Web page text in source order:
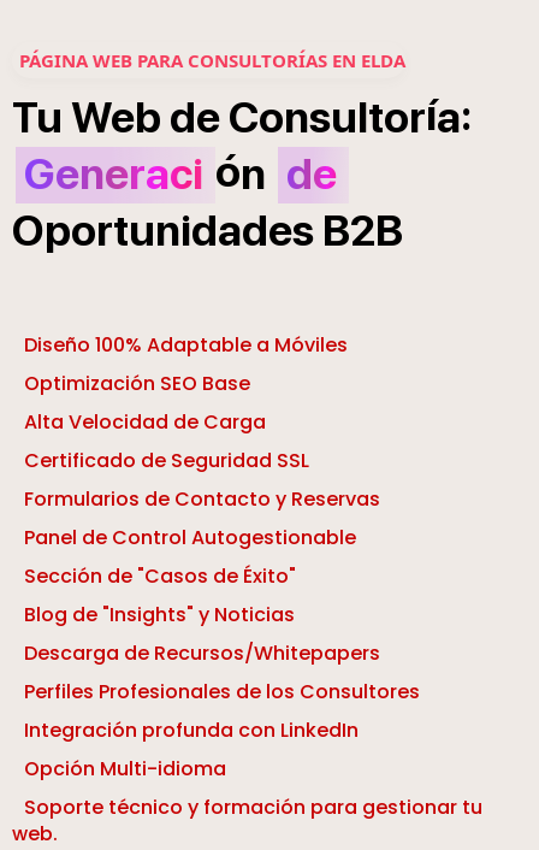
PÁGINA WEB PARA CONSULTORÍAS EN ELDA
Tu Web deConsultoría:
Generaci ón de
Oportunidades B2B
Diseño 100% Adaptable a Móviles
Optimización SEO Base
Alta Velocidad de Carga
Certificado de Seguridad SSL
Formularios de Contacto y Reservas
Panel de Control Autogestionable
Sección de "Casos de Éxito"
Blog de "Insights" y Noticias
Descarga de Recursos/Whitepapers
Perfiles Profesionales de los Consultores
Integración profunda con LinkedIn
Opción Multi-idioma
Soporte técnico y formación para gestionar tu
web.